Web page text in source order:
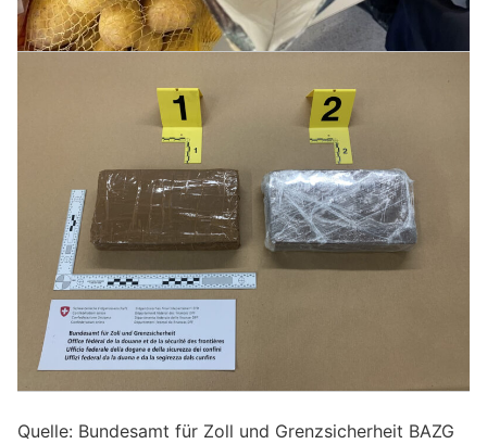
Quelle: Bundesamt für Zoll und Grenzsicherheit BAZG